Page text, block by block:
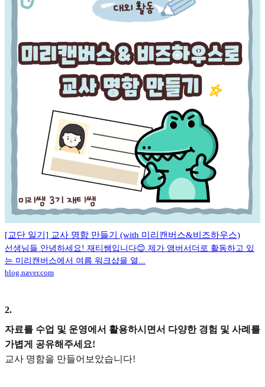
[교단 일기] 교사 명함 만들기 (with 미리캔버스&비즈하우스)
선생님들 안녕하세요! 재티쌤입니다😊 제가 앰버서더로 활동하고 있
는 미리캔버스에서 여름 워크샵을 열...
blog.naver.com
2.
자료를 수업 및 운영에서 활용하시면서 다양한 경험 및 사례를
가볍게 공유해주세요!
교사 명함을 만들어보았습니다!